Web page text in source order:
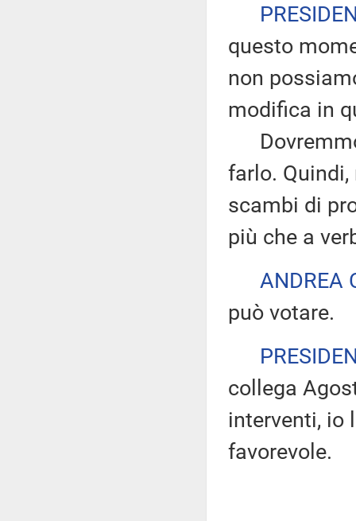
questo
non
modifica in
farlo. Quindi,
scambi di
più che a
ANDREA
può votare.
collega
interventi, io
favorevole.